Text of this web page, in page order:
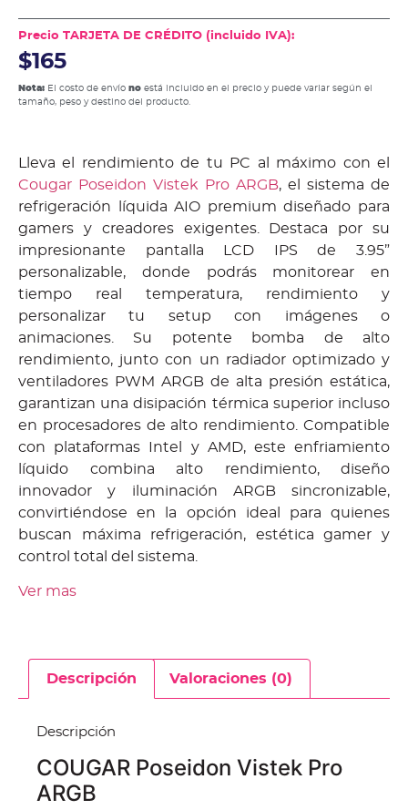
Precio TARJETA DE CRÉDITO (incluido IVA):
$165
Nota: El costo de envío no está incluido en el precio y puede variar según el
tamaño, peso y destino del producto.
Lleva el rendimiento de tu PC al máximo con el
Cougar Poseidon Vistek Pro ARGB, el sistema de
refrigeración líquida AIO premium diseñado para
gamers y creadores exigentes. Destaca por su
impresionante pantalla LCD IPS de 3.95”
personalizable, donde podrás monitorear en
tiempo real temperatura, rendimiento y
personalizar tu setup con imágenes o
animaciones. Su potente bomba de alto
rendimiento, junto con un radiador optimizado y
ventiladores PWM ARGB de alta presión estática,
garantizan una disipación térmica superior incluso
en procesadores de alto rendimiento. Compatible
con plataformas Intel y AMD, este enfriamiento
líquido combina alto rendimiento, diseño
innovador y iluminación ARGB sincronizable,
convirtiéndose en la opción ideal para quienes
buscan máxima refrigeración, estética gamer y
control total del sistema.
Ver mas
Descripción Valoraciones (0)
Descripción
COUGAR Poseidon Vistek Pro
ARGB